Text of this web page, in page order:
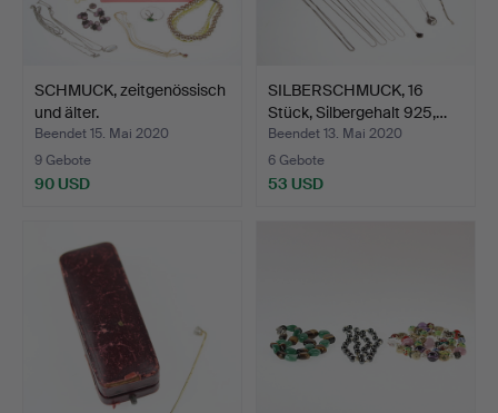
SCHMUCK, zeitgenössisch
und älter.
Beendet 15. Mai 2020
9 Gebote
90 USD
SILBERSCHMUCK, 16
Stück, Silbergehalt 925,…
Beendet 13. Mai 2020
6 Gebote
53 USD